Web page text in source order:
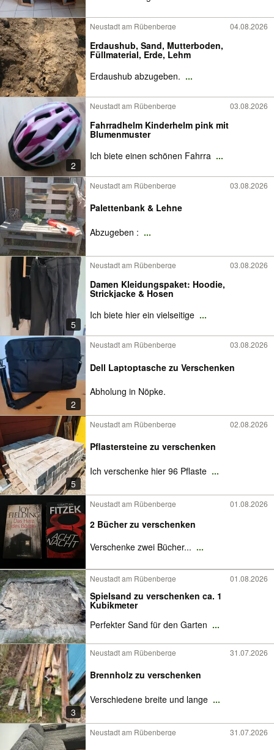
Neustadt am Rübenberge 04.08.2026
Erdaushub, Sand, Mutterboden,
Füllmaterial, Erde, Lehm
Erdaushub abzugeben. ...
2
Neustadt am Rübenberge 03.08.2026
Fahrradhelm Kinderhelm pink mit
Blumenmuster
Ich biete einen schönen Fahrra ...
Neustadt am Rübenberge 03.08.2026
Palettenbank & Lehne
Abzugeben : ...
5
Neustadt am Rübenberge 03.08.2026
Damen Kleidungspaket: Hoodie,
Strickjacke & Hosen
Ich biete hier ein vielseitige ...
2
Neustadt am Rübenberge 03.08.2026
Dell Laptoptasche zu Verschenken
Abholung in Nöpke.
5
Neustadt am Rübenberge 02.08.2026
Pflastersteine zu verschenken
Ich verschenke hier 96 Pflaste ...
Neustadt am Rübenberge 01.08.2026
2 Bücher zu verschenken
Verschenke zwei Bücher... ...
Neustadt am Rübenberge 01.08.2026
Spielsand zu verschenken ca. 1
Kubikmeter
Perfekter Sand für den Garten ...
3
Neustadt am Rübenberge 31.07.2026
Brennholz zu verschenken
Verschiedene breite und lange ...
Neustadt am Rübenberge 31.07.2026